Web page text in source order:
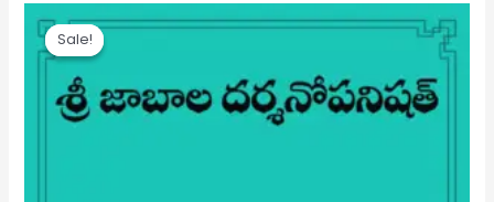
Sale!
Sale!
price
was:
₹ 100.
price
is: